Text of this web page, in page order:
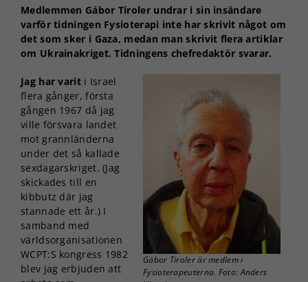
Medlemmen Gábor Tiroler undrar i sin insändare
varför tidningen Fysioterapi inte har skrivit något om
det som sker i Gaza, medan man skrivit flera artiklar
om Ukrainakriget. Tidningens chefredaktör svarar.
Gábor Tiroler är medlem i
Fysioterapeuterna. Foto: Anders
Jag har varit i Israel
flera gånger, första
gången 1967 då jag
ville försvara landet
mot grannländerna
under det så kallade
sexdagarskriget. (Jag
skickades till en
kibbutz där jag
stannade ett år.) I
samband med
världsorganisationen
WCPT:S kongress 1982
blev jag erbjuden att